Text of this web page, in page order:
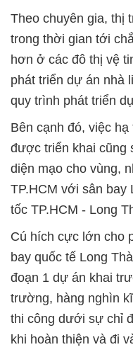
Theo chuyên gia, thị
trong thời gian tới
hơn ở các đô thị vệ
phát triển dự án nhà
quy trình phát triển
Bên cạnh đó, việc
được triển khai cũng
diện mạo cho vùng,
TP.HCM với sân bay
tốc TP.HCM - Long
Cú hích cực lớn cho
bay quốc tế Long
đoạn 1 dự án khai
trường, hàng nghìn
thi công dưới sự chỉ
khi hoàn thiện và đi